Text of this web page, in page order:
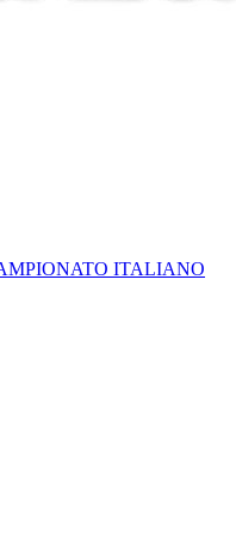
ITALIANO